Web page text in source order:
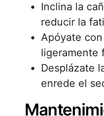
Inclina la
reducir la
Apóyate
ligeramente
Desplázate
enrede el